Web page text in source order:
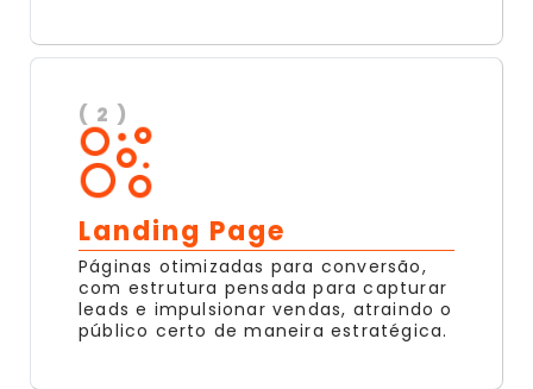
( 2 )
Landing Page
Páginas otimizadas para conversão,
com estrutura pensada para capturar
leads e impulsionar vendas, atraindo o
público certo de maneira estratégica.